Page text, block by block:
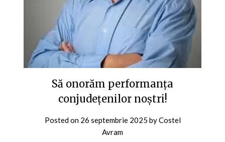
Să onorăm performanța
conjudețenilor noștri!
Posted on 26 septembrie 2025 byCostel
Avram